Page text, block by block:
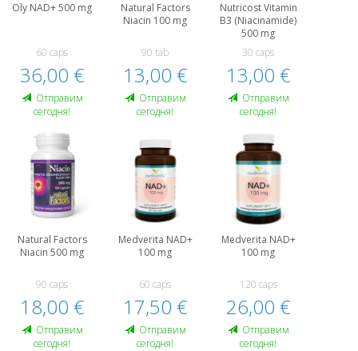
Oly NAD+ 500 mg
60 caps
36,00 €
Oтправим
сегодня!
Natural Factors
Niacin 100 mg
90 tab
13,00 €
Oтправим
сегодня!
Nutricost Vitamin
B3 (Niacinamide)
500 mg
30 caps
13,00 €
Oтправим
сегодня!
Natural Factors
Niacin 500 mg
90 caps
18,00 €
Oтправим
сегодня!
Medverita NAD+
100 mg
60 caps
17,50 €
Oтправим
сегодня!
Medverita NAD+
100 mg
120 caps
26,00 €
Oтправим
сегодня!